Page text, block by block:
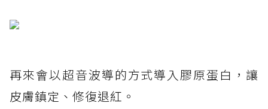
再來會以超音波導的方式導入膠原蛋白，讓
皮膚鎮定、修復退紅。